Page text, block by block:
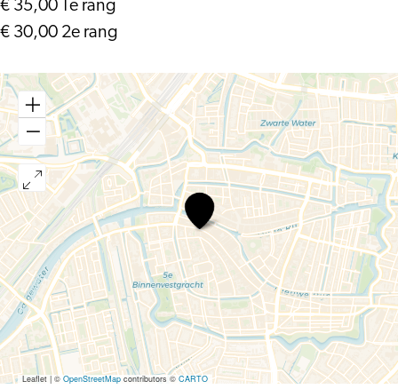
€ 35,00 1e rang
€ 30,00 2e rang
Camerata
RCO
&
Florian
Verweij
–
Dvořák
&
Weinberg
Leaflet|©OpenStreetMapcontributors ©CARTO